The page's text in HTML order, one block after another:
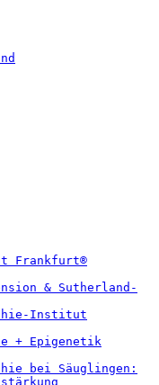
Frankfurt®
& Sutherland-
Institut
+ Epigenetik
bei Säuglingen: